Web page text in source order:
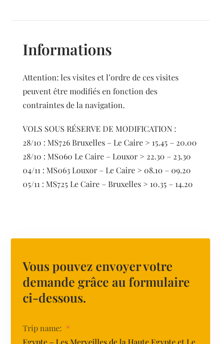
Informations
Attention: les visites et l’ordre de ces visites
peuvent être modifiés en fonction des
contraintes de la navigation.
VOLS SOUS RÉSERVE DE MODIFICATION :
28/10 : MS726 Bruxelles – Le Caire > 15.45 – 20.00
28/10 : MS060 Le Caire – Louxor > 22.30 – 23.30
04/11 : MS063 Louxor – Le Caire > 08.10 – 09.20
05/11 : MS725 Le Caire – Bruxelles > 10.35 – 14.20
Vous pouvez envoyer votre
demande grâce au formulaire
ci-dessous.
Trip name: *
Egypte – Les Merveilles de la Haute Egypte et Le